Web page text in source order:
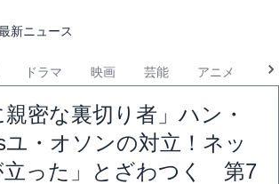
新ニュース
ドラマ 映画 芸能 アニメ
親密な裏切り者」ハン・
・オソンの対立！ネッ
立った」とざわつく 第7